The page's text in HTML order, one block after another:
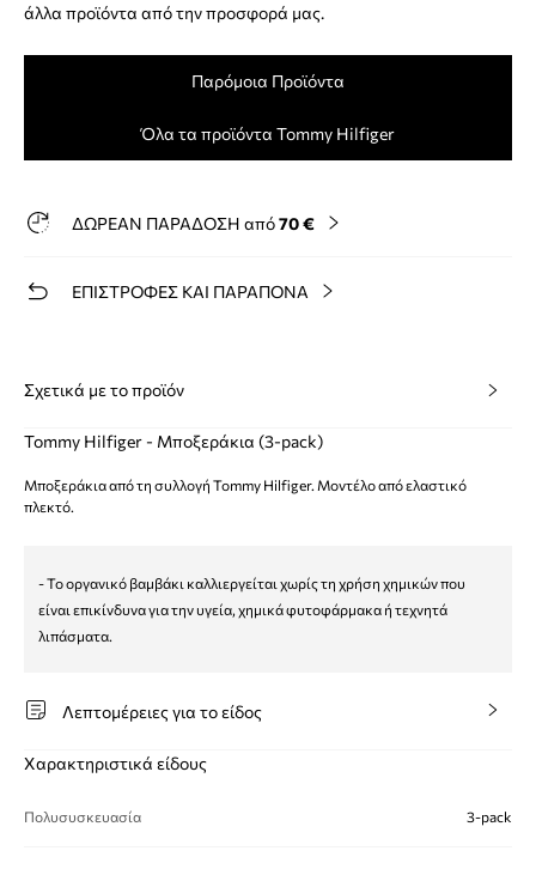
άλλα προϊόντα από την προσφορά μας.
Παρόμοια Προϊόντα
Όλα τα προϊόντα Tommy Hilfiger
ΔΩΡΕΑΝ ΠΑΡΑΔΟΣΗ από70 €
ΕΠΙΣΤΡΟΦΕΣ ΚΑΙ ΠΑΡΑΠΟΝΑ
Σχετικά με το προϊόν
Tommy Hilfiger - Μποξεράκια (3-pack)
Μποξεράκια από τη συλλογή Tommy Hilfiger. Μοντέλο από ελαστικό
πλεκτό.
- Το οργανικό βαμβάκι καλλιεργείται χωρίς τη χρήση χημικών που
είναι επικίνδυνα για την υγεία, χημικά φυτοφάρμακα ή τεχνητά
λιπάσματα.
Λεπτομέρειες για το είδος
Χαρακτηριστικά είδους
Πολυσυσκευασία 3-pack